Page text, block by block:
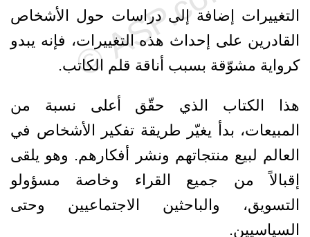
التغييرات إضافة إلى دراسات حول الأشخاص
القادرين على إحداث هذه التغييرات، فإنه يبدو
كرواية مشوّقة بسبب أناقة قلم الكاتب.
هذا الكتاب الذي حقّق أعلى نسبة من
المبيعات، بدأ يغيّر طريقة تفكير الأشخاص في
العالم لبيع منتجاتهم ونشر أفكارهم. وهو يلقى
إقبالاً من جميع القراء وخاصة مسؤولو
التسويق، والباحثين الاجتماعيين وحتى
السياسيين.